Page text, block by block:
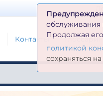
обслуживания
Продолжая
политикой
сохраняться
Контакты Глоссарий